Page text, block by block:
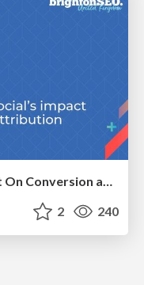
Measuring Dark Social's Impact On Conversion and Attribution
2 240